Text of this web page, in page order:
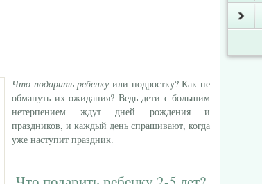
Что подарить ребенкуили подростку? Как не
обмануть их ожидания? Ведь дети с большим
нетерпением ждут дней рождения и
праздников, и каждый день спрашивают, когда
уже наступит праздник.